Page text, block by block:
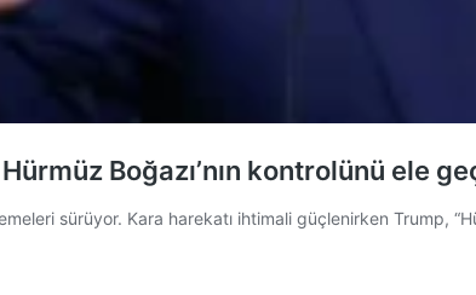
Boğazı’nın kontrolünü ele
sürüyor. Kara harekatı ihtimali güçlenirken Trump,